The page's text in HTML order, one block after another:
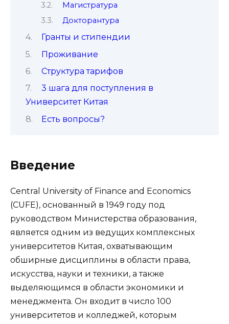
Магистратура
Докторантура
Гранты и стипендии
Проживание
Структура тарифов
3 шага для поступления в
Университет Китая
Есть вопросы?
Введение
Central University of Finance and Economics
(CUFE), основанный в 1949 году под
руководством Министерства образования,
является одним из ведущих комплексных
университетов Китая, охватывающим
обширные дисциплины в области права,
искусства, науки и техники, а также
выделяющимся в области экономики и
менеджмента. Он входит в число 100
университетов и колледжей, которым